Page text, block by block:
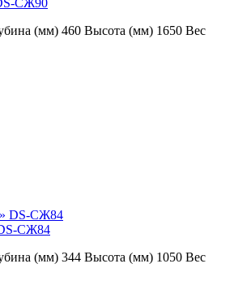
СЖ90
(мм) 460 Высота (мм) 1650 Вес
СЖ84
(мм) 344 Высота (мм) 1050 Вес